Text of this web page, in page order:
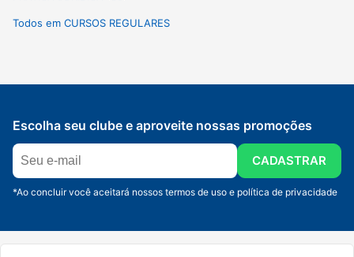
Todos em CURSOS REGULARES
Escolha seu clube e aproveite nossas promoções
CADASTRAR
*Ao concluir você aceitará nossos termos de uso e política de privacidade